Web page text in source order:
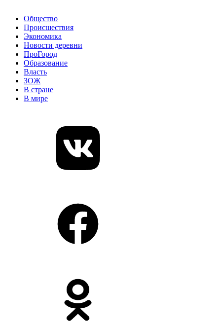
Общество
Происшествия
Экономика
Новости деревни
ПроГород
Образование
Власть
ЗОЖ
В стране
В мире